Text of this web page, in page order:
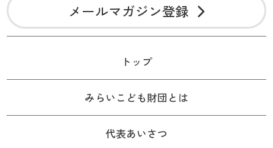
メールマガジン登録
トップ
みらいこども財団とは
代表あいさつ